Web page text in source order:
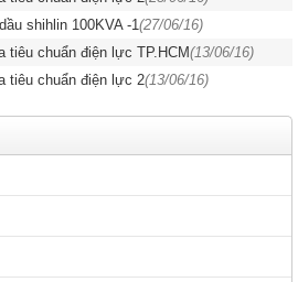
shihlin 100KVA -1 (27/06/16)
tiêu chuẩn điện lực TP.HCM(13/06/16)
tiêu chuẩn điện lực 2(13/06/16)